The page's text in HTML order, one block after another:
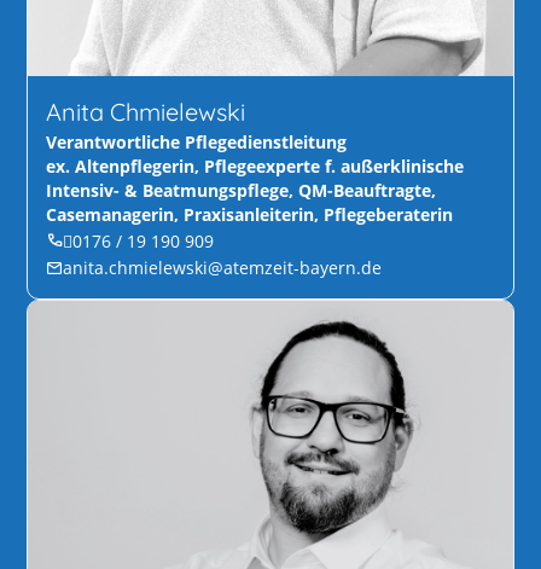
Anita Chmielewski
Verantwortliche Pflegedienstleitung
ex. Altenpflegerin, Pflegeexperte f. außerklinische
Intensiv- & Beatmungspflege, QM-Beauftragte,
Casemanagerin, Praxisanleiterin, Pflegeberaterin
0176 / 19 190 909
anita.chmielewski@atemzeit-bayern.de